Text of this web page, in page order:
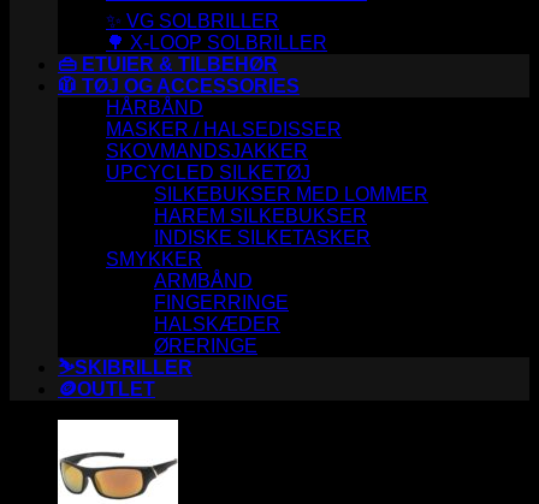
✨ VG SOLBRILLER
🌳 X-LOOP SOLBRILLER
👜 ETUIER & TILBEHØR
🧥 TØJ OG ACCESSORIES
HÅRBÅND
MASKER / HALSEDISSER
SKOVMANDSJAKKER
UPCYCLED SILKETØJ
SILKEBUKSER MED LOMMER
HAREM SILKEBUKSER
INDISKE SILKETASKER
SMYKKER
ARMBÅND
FINGERRINGE
HALSKÆDER
ØRERINGE
⛷️SKIBRILLER
🪙OUTLET